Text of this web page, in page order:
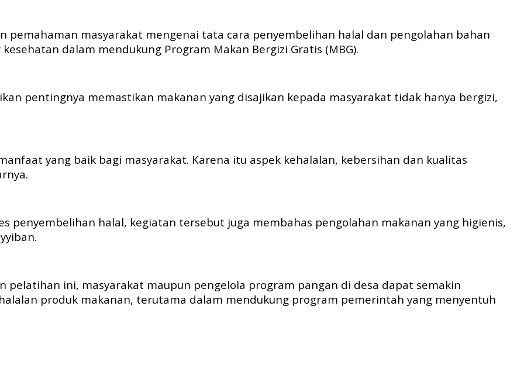
pemahaman masyarakat mengenai tata cara penyembelihan halal dan pengolahan bahan
dalam mendukung Program Makan Bergizi Gratis (MBG).
pentingnya memastikan makanan yang disajikan kepada masyarakat tidak hanya bergizi,
yang baik bagi masyarakat. Karena itu aspek kehalalan, kebersihan dan kualitas
penyembelihan halal, kegiatan tersebut juga membahas pengolahan makanan yang higienis,
pelatihan ini, masyarakat maupun pengelola program pangan di desa dapat semakin
produk makanan, terutama dalam mendukung program pemerintah yang menyentuh